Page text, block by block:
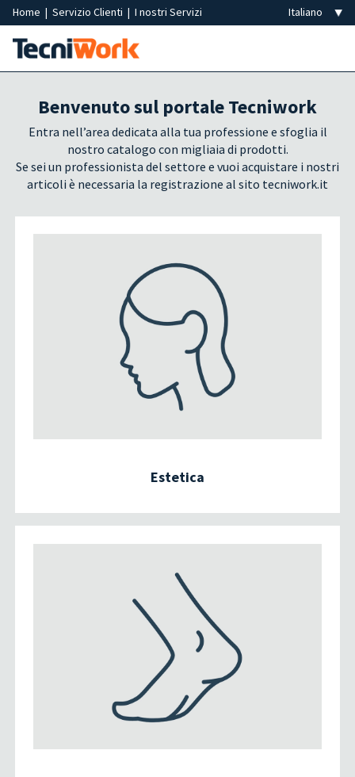
Home | Servizio Clienti | I nostri Servizi
Benvenuto sul portale Tecniwork
Entra nell’area dedicata alla tua professione e sfoglia il
nostro catalogo con migliaia di prodotti.
Se sei un professionista del settore e vuoi acquistare i nostri
articoli è necessaria la registrazione al sito tecniwork.it
Estetica